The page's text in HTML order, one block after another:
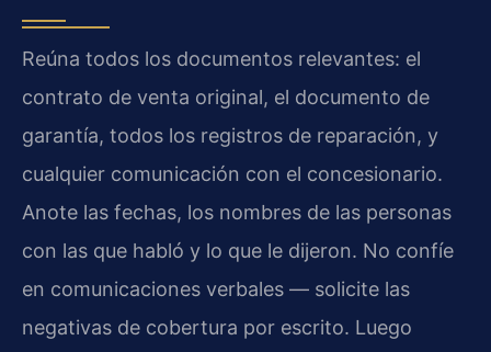
Reúna todos los documentos relevantes: el
contrato de venta original, el documento de
garantía, todos los registros de reparación, y
cualquier comunicación con el concesionario.
Anote las fechas, los nombres de las personas
con las que habló y lo que le dijeron. No confíe
en comunicaciones verbales — solicite las
negativas de cobertura por escrito. Luego